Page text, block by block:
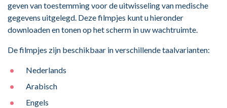
geven van toestemming voor de uitwisseling van medische
gegevens uitgelegd. Deze filmpjes kunt u hieronder
downloaden en tonen op het scherm in uw wachtruimte.
De filmpjes zijn beschikbaar in verschillende taalvarianten:
Nederlands
Arabisch
Engels